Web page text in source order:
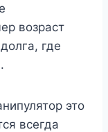
возраст
где
это
всегда